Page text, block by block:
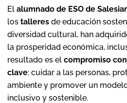
El alumnado de ESO de
los talleres de educación
diversidad cultural, han
la prosperidad económica,
resultado es el compromiso
clave: cuidar a las personas,
ambiente y promover un
inclusivo y sostenible.